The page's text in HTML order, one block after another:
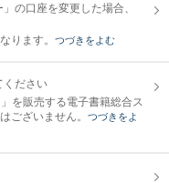
の口座を変更した場合、
ります。 つづきをよむ
ください
を販売する電子書籍総合ス
ございません。 つづきをよ